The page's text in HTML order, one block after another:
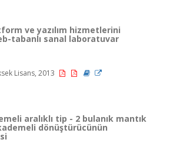
ve yazılım hizmetlerini
tabanlı sanal laboratuvar
Lisans, 2013
aralıklı tip - 2 bulanık mantık
dönüştürücünün